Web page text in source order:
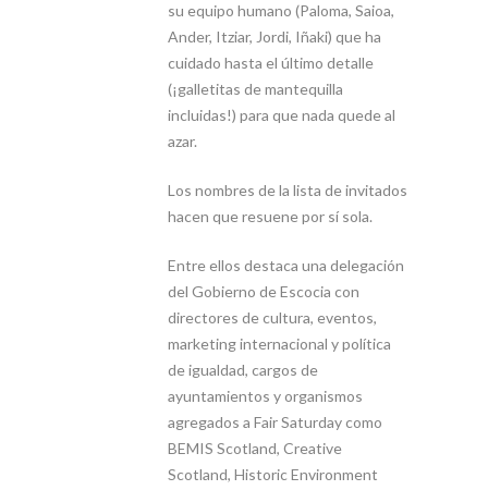
su equipo humano (Paloma, Saioa,
Ander, Itziar, Jordi, Iñaki) que ha
cuidado hasta el último detalle
(¡galletitas de mantequilla
incluidas!) para que nada quede al
azar.
Los nombres de la lista de invitados
hacen que resuene por sí sola.
Entre ellos destaca una delegación
del Gobierno de Escocia con
directores de cultura, eventos,
marketing internacional y política
de igualdad, cargos de
ayuntamientos y organismos
agregados a Fair Saturday como
BEMIS Scotland, Creative
Scotland, Historic Environment